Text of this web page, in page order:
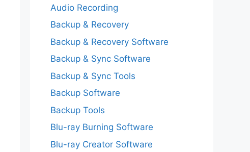
Audio Recording
Backup & Recovery
Backup & Recovery Software
Backup & Sync Software
Backup & Sync Tools
Backup Software
Backup Tools
Blu-ray Burning Software
Blu-ray Creator Software